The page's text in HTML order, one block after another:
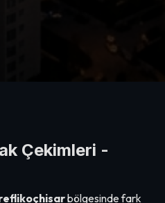
Çekimleri -
bölgesinde fark